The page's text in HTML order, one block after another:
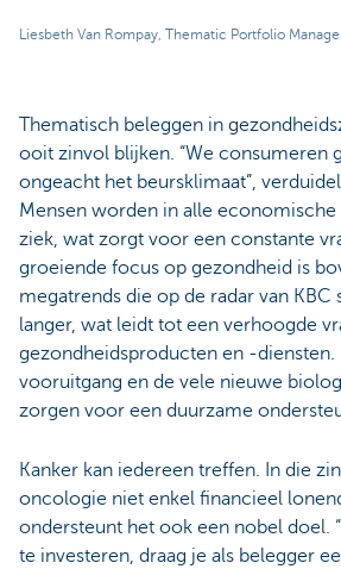
Liesbeth Van Rompay, Thematic Portfolio
Thematisch beleggen in
ooit zinvol blijken. “We consumeren
ongeacht het beursklimaat”,
Mensen worden in alle
ziek, wat zorgt voor een constante
groeiende focus op gezondheid is
megatrends die op de radar van KBC
langer, wat leidt tot een verhoogde
gezondheidsproducten en -
vooruitgang en de vele nieuwe
zorgen voor een duurzame
Kanker kan iedereen treffen. In die
oncologie niet enkel financieel
ondersteunt het ook een nobel doel.
te investeren, draag je als belegger